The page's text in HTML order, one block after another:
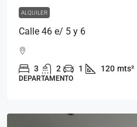
ALQUILER
Calle 46 e/ 5 y 6
3 2 1 120 mts²
DEPARTAMENTO